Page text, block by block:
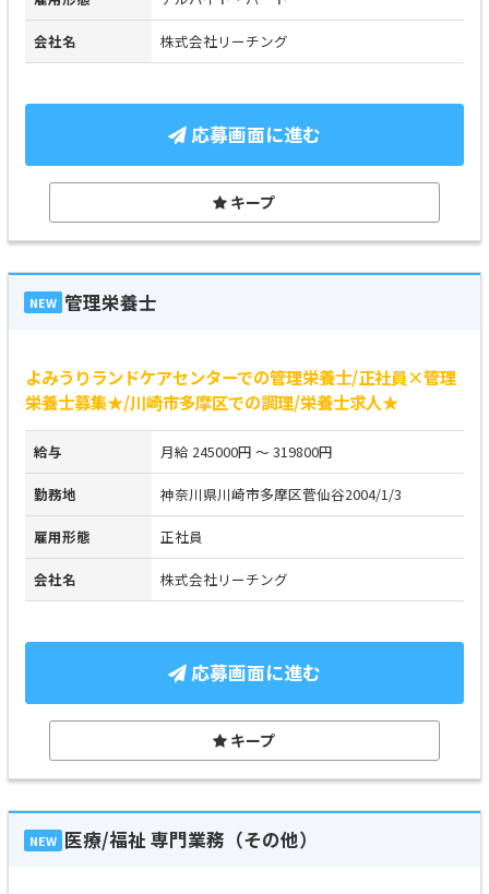
会社名 株式会社リーチング
応募画面に進む
キープ
NEW 管理栄養士
よみうりランドケアセンターでの管理栄養士/正社員×管理
栄養士募集★/川崎市多摩区での調理/栄養士求人★
給与 月給 245000円 ～ 319800円
勤務地 神奈川県川崎市多摩区菅仙谷2004/1/3
雇用形態 正社員
会社名 株式会社リーチング
応募画面に進む
キープ
NEW 医療/福祉 専門業務（その他）